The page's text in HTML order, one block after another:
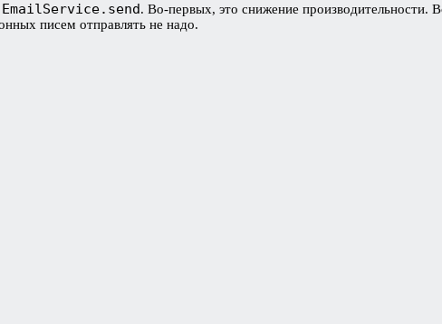
EmailService.send. Во-первых, это снижение производительности.
писем отправлять не надо.